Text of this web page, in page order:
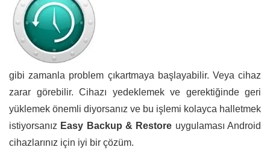
gibi zamanla problem çıkartmaya başlayabilir. Veya cihaz
zarar görebilir. Cihazı yedeklemek ve gerektiğinde geri
yüklemek önemli diyorsanız ve bu işlemi kolayca halletmek
istiyorsanız Easy Backup & Restore uygulaması Android
cihazlarınız için iyi bir çözüm.